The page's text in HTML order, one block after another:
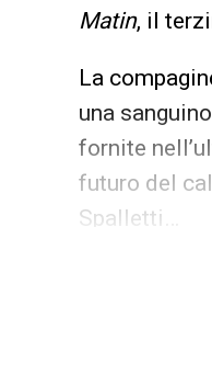
Matin, il
La
una
fornite
futuro del
Spalletti…
LA